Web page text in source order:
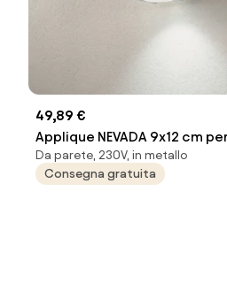
49,89 €
Applique NEVADA 9x12 cm
alluminio Bianco con
Da parete, 230V, in metallo
Consegna gratuita